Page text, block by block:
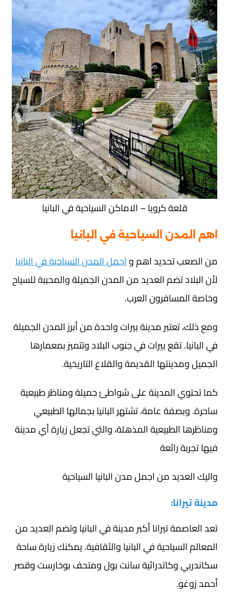
قلعة كرويا – الاماكن السياحية في البانيا
اهم المدن السياحية في البانيا
من الصعب تحديد اهم واجمل المدن السياحية في البانيا
لأن البلاد تضم العديد من المدن الجميلة والمحببة للسياح
وخاصة المسافرون العرب.
ومع ذلك، تعتبر مدينة بيرات واحدة من أبرز المدن الجميلة
في البانيا. تقع بيرات في جنوب البلاد وتتميز بمعمارها
الجميل ومدينتها القديمة والقلاع التاريخية.
كما تحتوي المدينة على شواطئ جميلة ومناظر طبيعية
ساحرة. وبصفة عامة، تشتهر البانيا بجمالها الطبيعي
ومناظرها الطبيعية المذهلة، والتي تجعل زيارة أي مدينة
فيها تجربة رائعة
واليك العديد من اجمل مدن البانيا السياحية
مدينة تيرانا:
تعد العاصمة تيرانا أكبر مدينة في البانيا وتضم العديد من
المعالم السياحية في البانيا والثقافية. يمكنك زيارة ساحة
سكاندربي وكاتدرائية سانت بول ومتحف بوخارست وقصر
أحمد زوغو.